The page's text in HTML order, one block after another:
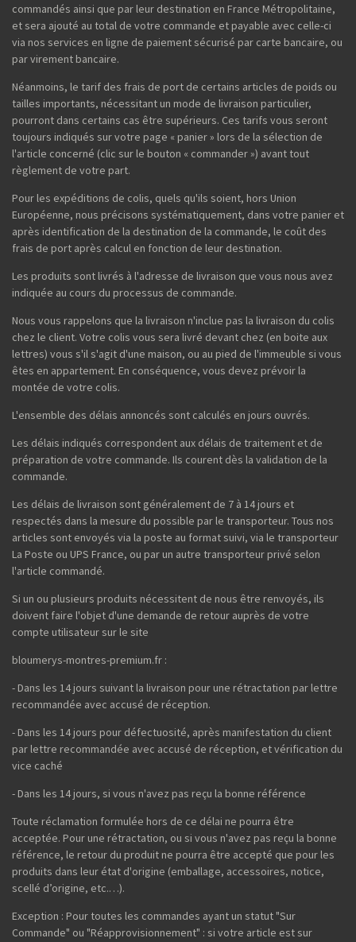
commandés ainsi que par leur destination en France Métropolitaine,
et sera ajouté au total de votre commande et payable avec celle-ci
via nos services en ligne de paiement sécurisé par carte bancaire, ou
par virement bancaire.
Néanmoins, le tarif des frais de port de certains articles de poids ou
tailles importants, nécessitant un mode de livraison particulier,
pourront dans certains cas être supérieurs. Ces tarifs vous seront
toujours indiqués sur votre page « panier » lors de la sélection de
l'article concerné (clic sur le bouton « commander ») avant tout
règlement de votre part.
Pour les expéditions de colis, quels qu'ils soient, hors Union
Européenne, nous précisons systématiquement, dans votre panier et
après identification de la destination de la commande, le coût des
frais de port après calcul en fonction de leur destination.
Les produits sont livrés à l'adresse de livraison que vous nous avez
indiquée au cours du processus de commande.
Nous vous rappelons que la livraison n'inclue pas la livraison du colis
chez le client. Votre colis vous sera livré devant chez (en boite aux
lettres) vous s'il s'agit d'une maison, ou au pied de l'immeuble si vous
êtes en appartement. En conséquence, vous devez prévoir la
montée de votre colis.
L'ensemble des délais annoncés sont calculés en jours ouvrés.
Les délais indiqués correspondent aux délais de traitement et de
préparation de votre commande. Ils courent dès la validation de la
commande.
Les délais de livraison sont généralement de 7 à 14 jours et
respectés dans la mesure du possible par le transporteur. Tous nos
articles sont envoyés via la poste au format suivi, via le transporteur
La Poste ou UPS France, ou par un autre transporteur privé selon
l'article commandé.
Si un ou plusieurs produits nécessitent de nous être renvoyés, ils
doivent faire l'objet d'une demande de retour auprès de votre
compte utilisateur sur le site
bloumerys-montres-premium.fr :
- Dans les 14 jours suivant la livraison pour une rétractation par lettre
recommandée avec accusé de réception.
- Dans les 14 jours pour défectuosité, après manifestation du client
par lettre recommandée avec accusé de réception, et vérification du
vice caché
- Dans les 14 jours, si vous n'avez pas reçu la bonne référence
Toute réclamation formulée hors de ce délai ne pourra être
acceptée. Pour une rétractation, ou si vous n'avez pas reçu la bonne
référence, le retour du produit ne pourra être accepté que pour les
produits dans leur état d'origine (emballage, accessoires, notice,
scellé d’origine, etc.…).
Exception : Pour toutes les commandes ayant un statut "Sur
Commande" ou "Réapprovisionnement" : si votre article est sur